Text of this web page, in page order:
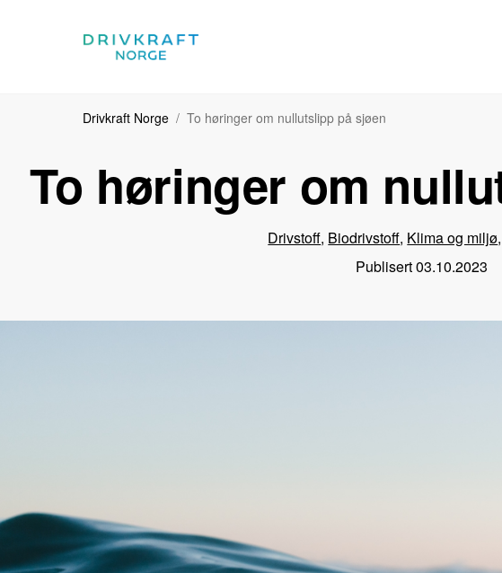
Drivkraft Norge To høringer om nullutslipp på sjøen
To høringer om
Drivstoff, Biodrivstoff, Klima og miljø,
Publisert03.10.2023